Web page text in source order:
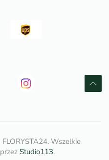
Wszelkie
Studio113.